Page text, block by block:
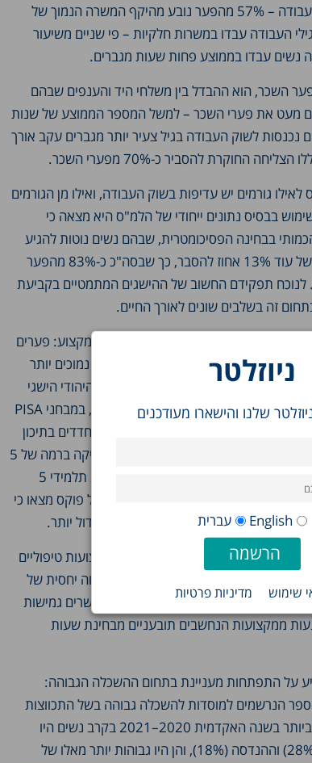
ניוזלטר
שלנו והישארו מעודכנים
English עברית
שימוש מדיניות פרטיות
כי הגורם המשמעותי ביותר הוא מספר שעות העבודה – 57% מהפער נובע מהיקף המשרה הנמוך של
ב-2015: 34% מהנשים בגילי העבודה עבדו במשרות חלקיות – פי שניים משיעור
נשים עבדו בממוצע פחות שעות מגברים.
השני בחשיבותו, שאחראי לעוד 14% מפער השכר, הוא ההבדל בין משלחי היד והענפים שבהם
מעט את פערי השכר – למשל המספר הממוצע של שנות
נכנסות לשוק העבודה בגיל צעיר יותר מגברים עקב אורך
להסביר כ-70% מפערי השכר.
גורמים יש עדיפות בשוק העבודה, ואילו מן הגורמים
בבסיס נתונים ייחודי של הלמ"ס היא מצאה כי
של 5 יחידות ולחלק הכמותי בבחינה הפסיכומטרית, שבהם נשים נוטות להגיע
להישגים פחותים מאלו של הגברים, יש תרומה של עוד 13% אחוז להסבר, כך שבסה"כ כ-83% מהפער
מוסבר ונשאר פער בלתי מוסבר של כ-5%-6%. לנוכח תפקידם החשוב של ההישגים המתמטיים בקביעת
זה בשלבים שונים לאורך החיים.
מתחיל בגילים צעירים וממשיך בבחירת המקצוע: פערים
היסודי. הנתונים מראים כי הישגים נמוכים יותר
המיצ"ב במתמטיקה בכיתה ה' במגזר היהודי הישגי
הבנות נמוכים יותר מאלה של הבנים, אך לעומת זאת הן חזקות יותר באנגלית. באופן דומה, במבחני PISA
וגבוהים יותר בקריאה. הפערים מתחדדים בתיכון
הן בלימודי מתמטיקה והן בבחירת מגמות הלימוד: שיעור גבוה יותר מהבנים לומדים מתמטיקה ברמה של 5
יחידות, ואילו בקרב הלומדים ברמה של 3 ו-4 יחידות שיעור הבנות גבוה יותר. כמו כן, בקרב תלמידי 5
אחרים שנעשו מאז פורסם המחקר של פוקס מצאו כי
אך באחוזים השיפור בקרב הבנות גדול יותר.
להשכלה גבוהה – נשים מרוכזות במקצועות טיפוליים
בוגרי ובוגרות מדעי המחשב, שיעור גבוה יחסית של
לכך היא שנשים פונות לתחומים המאפשרים גמישות
ממקצועות הנחשבים תובעניים מבחינת שעות
על התפתחות מעניינת בתחום ההשכלה הגבוהה:
הנרשמים למוסדות להשכלה גבוהה בשל התכווצות
שוק העבודה והגבלות הטיסה. העליות החדות ביותר בשנה האקדמית 2020–2021 בקרב נשים היו
בלימודי המדעים הביולוגיים (37%), העסקים (28%) וההנדסה (18%), והן היו גבוהות יותר מאלו של